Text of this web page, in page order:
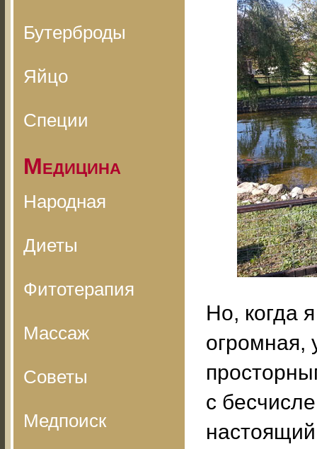
Бутерброды
Яйцо
Специи
Медицина
Народная
Диеты
Фитотерапия
Массаж
Советы
Медпоиск
Но, когда
огромная,
с